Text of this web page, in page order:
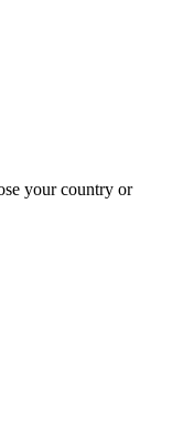
your country or